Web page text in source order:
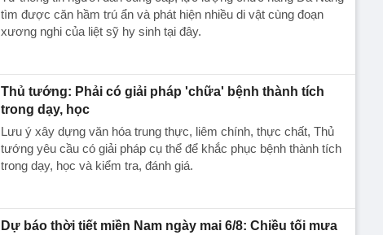
tìm được căn hầm trú ẩn và phát hiện nhiều di vật cùng đoạn
xương nghi của liệt sỹ hy sinh tại đây.
Thủ tướng: Phải có giải pháp 'chữa' bệnh thành tích
trong dạy, học
Lưu ý xây dựng văn hóa trung thực, liêm chính, thực chất, Thủ
tướng yêu cầu có giải pháp cụ thể để khắc phục bệnh thành tích
trong dạy, học và kiểm tra, đánh giá.
Dự báo thời tiết miền Nam ngày mai 6/8: Chiều tối mưa